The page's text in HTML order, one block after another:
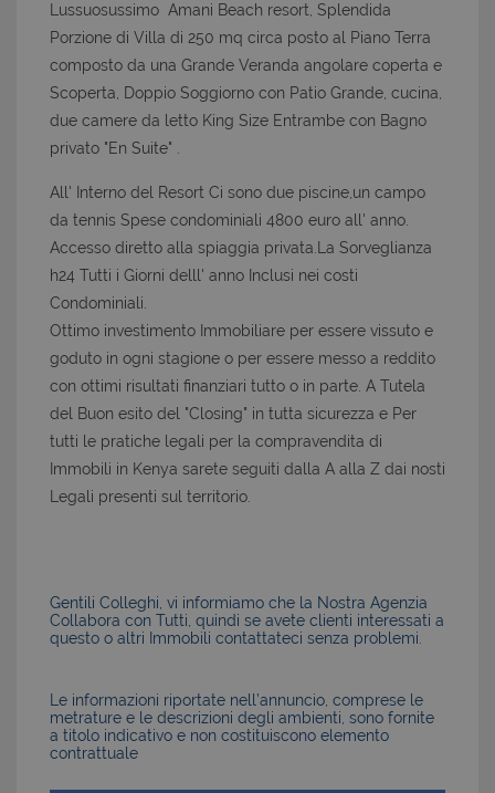
Lussuosussimo Amani Beach resort, Splendida
Porzione di Villa di 250 mq circa posto al Piano Terra
composto da una Grande Veranda angolare coperta e
Scoperta, Doppio Soggiorno con Patio Grande, cucina,
due camere da letto King Size Entrambe con Bagno
privato "En Suite" .
All' Interno del Resort Ci sono due piscine,un campo
da tennis Spese condominiali 4800 euro all' anno.
Accesso diretto alla spiaggia privata.La Sorveglianza
h24 Tutti i Giorni delll' anno Inclusi nei costi
Condominiali.
Ottimo investimento Immobiliare per essere vissuto e
goduto in ogni stagione o per essere messo a reddito
con ottimi risultati finanziari tutto o in parte. A Tutela
del Buon esito del "Closing" in tutta sicurezza e Per
tutti le pratiche legali per la compravendita di
Immobili in Kenya sarete seguiti dalla A alla Z dai nosti
Legali presenti sul territorio.
Gentili Colleghi, vi informiamo che la Nostra Agenzia
Collabora con Tutti, quindi se avete clienti interessati a
questo o altri Immobili contattateci senza problemi.
Le informazioni riportate nell’annuncio, comprese le
metrature e le descrizioni degli ambienti, sono fornite
a titolo indicativo e non costituiscono elemento
contrattuale